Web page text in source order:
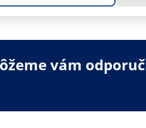
vám